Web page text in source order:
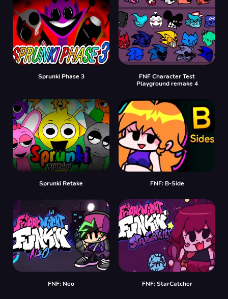
Sprunki Phase 3
FNF Character Test
Playground remake 4
Sprunki Retake FNF: B-Side
FNF: Neo FNF: StarCatcher